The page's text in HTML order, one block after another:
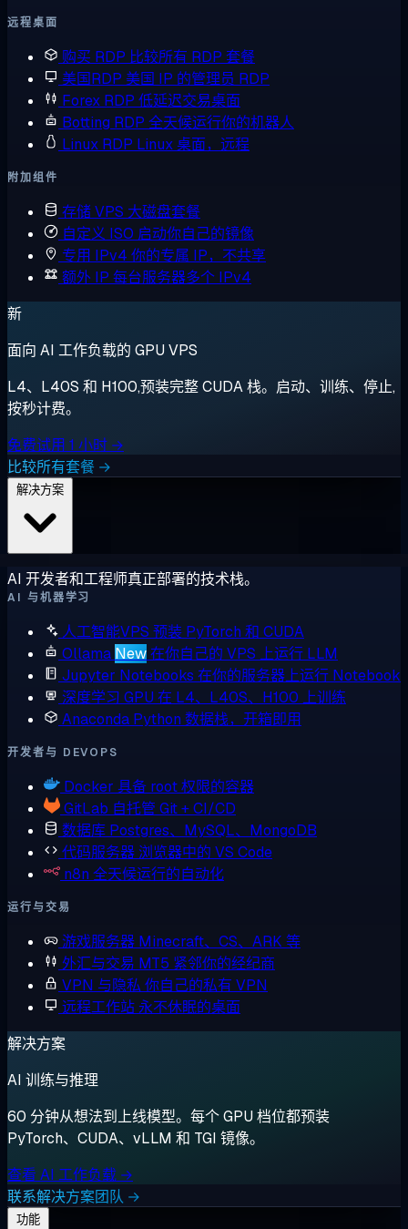
远程桌面
购买 RDP 比较所有 RDP 套餐
美国RDP 美国 IP 的管理员 RDP
Forex RDP 低延迟交易桌面
Botting RDP 全天候运行你的机器人
Linux RDP Linux 桌面，远程
附加组件
存储 VPS 大磁盘套餐
自定义 ISO 启动你自己的镜像
专用 IPv4 你的专属 IP，不共享
额外 IP 每台服务器多个 IPv4
新
面向 AI 工作负载的 GPU VPS
L4、L40S 和 H100,预装完整 CUDA 栈。启动、训练、停止,
按秒计费。
免费试用 1 小时 →
比较所有套餐 →
AI 开发者和工程师真正部署的技术栈。
AI 与机器学习
人工智能VPS 预装 PyTorch 和 CUDA
Ollama New在你自己的 VPS 上运行 LLM
Jupyter Notebooks 在你的服务器上运行 Notebook
深度学习 GPU 在 L4、L40S、H100 上训练
Anaconda Python 数据栈，开箱即用
开发者与 DEVOPS
Docker 具备 root 权限的容器
GitLab 自托管 Git + CI/CD
数据库 Postgres、MySQL、MongoDB
代码服务器 浏览器中的 VS Code
n8n 全天候运行的自动化
运行与交易
游戏服务器 Minecraft、CS、ARK 等
外汇与交易 MT5 紧邻你的经纪商
VPN 与隐私 你自己的私有 VPN
远程工作站 永不休眠的桌面
解决方案
AI 训练与推理
60 分钟从想法到上线模型。每个 GPU 档位都预装
PyTorch、CUDA、vLLM 和 TGI 镜像。
查看 AI 工作负载 →
联系解决方案团队 →